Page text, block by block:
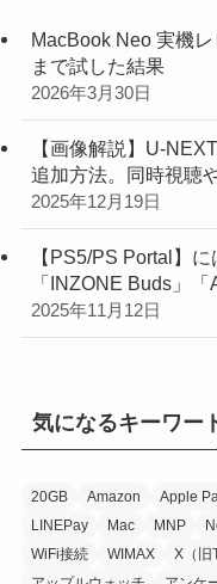
MacBook Neo 実機
まで試した結果
2026年3月30日
【画像解説】U-
追加方法。同時視聴
2025年12月19日
【PS5/PS Portal】
「INZONE Buds」
2025年11月12日
気になるキーワー
20GB Amazon Apple
LINEPay
Mac MNP
WiFi接続
WIMAX X（旧